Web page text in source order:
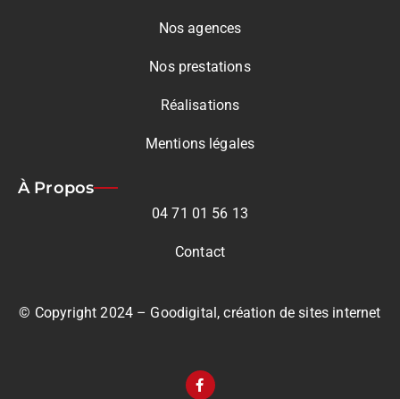
Nos agences
Nos prestations
Réalisations
Mentions légales
À Propos
04 71 01 56 13
Contact
© Copyright 2024 – Goodigital, création de sites internet